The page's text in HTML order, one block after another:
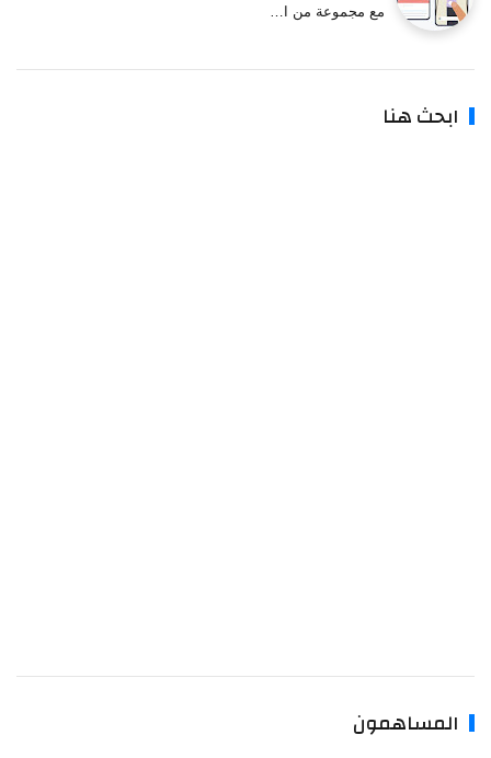
مع مجموعة من ا…
ابحث هنا
المساهمون